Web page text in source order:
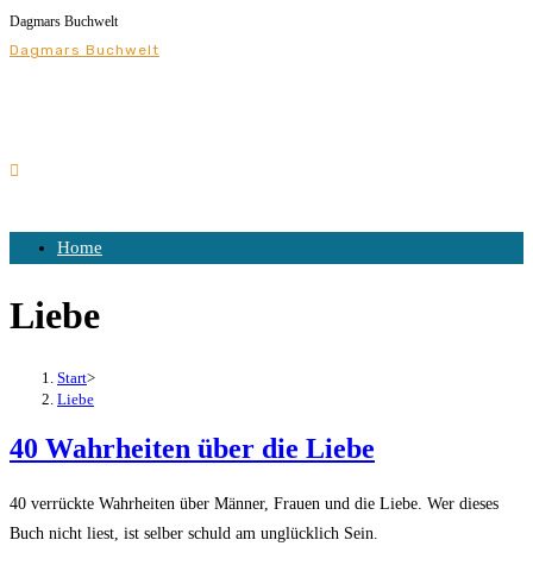
Dagmars Buchwelt
Dagmars Buchwelt
Home
Liebe
Start>
Liebe
40 Wahrheiten über die Liebe
40 verrückte Wahrheiten über Männer, Frauen und die Liebe. Wer dieses
Buch nicht liest, ist selber schuld am unglücklich Sein.